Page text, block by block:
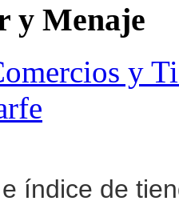
y Menaje
y
índice de